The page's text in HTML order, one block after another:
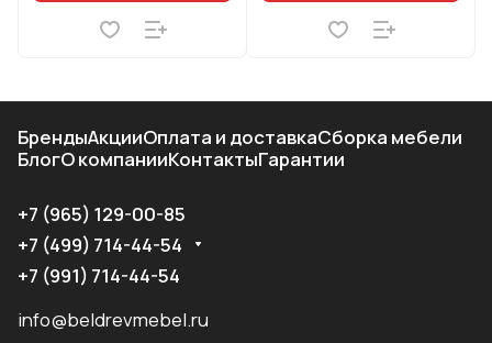
БрендыАкцииОплата и доставкаСборка мебели
БлогО компанииКонтактыГарантии
+7 (965) 129-00-85
+7 (499) 714-44-54
+7 (991) 714-44-54
info@beldrevmebel.ru